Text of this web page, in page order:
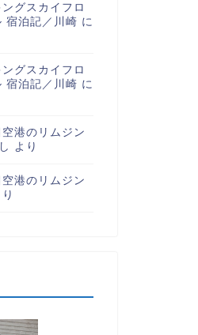
グスカイフロ
宿泊記／川崎 に
グスカイフロ
宿泊記／川崎 に
港のリムジン
より
港のリムジン